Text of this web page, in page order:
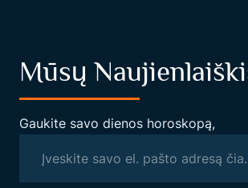
Mūsų
Gaukite savo dienos horoskopą,